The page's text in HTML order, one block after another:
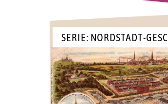
SERIE: NORDSTADT-